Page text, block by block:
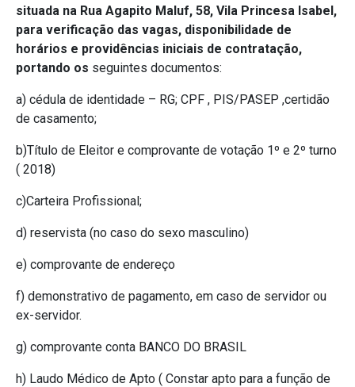
situada na Rua Agapito Maluf, 58, Vila Princesa Isabel,
para verificação das vagas, disponibilidade de
horários e providências iniciais de contratação,
portando os seguintes documentos:
a) cédula de identidade – RG; CPF , PIS/PASEP ,certidão
de casamento;
b)Título de Eleitor e comprovante de votação 1º e 2º turno
( 2018)
c)Carteira Profissional;
d) reservista (no caso do sexo masculino)
e) comprovante de endereço
f) demonstrativo de pagamento, em caso de servidor ou
ex-servidor.
g) comprovante conta BANCO DO BRASIL
h) Laudo Médico de Apto ( Constar apto para a função de